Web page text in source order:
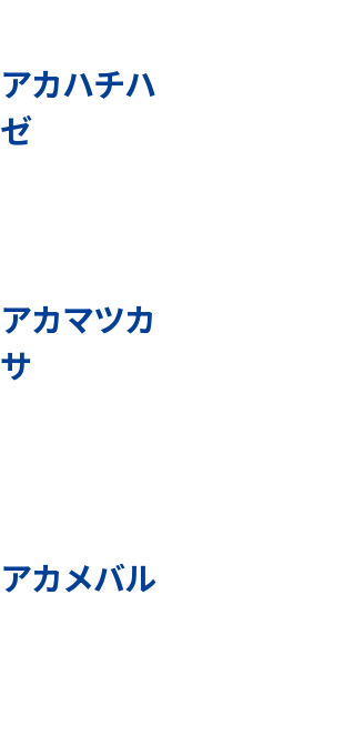
アカハチハ
ゼ
アカマツカ
サ
アカメバル